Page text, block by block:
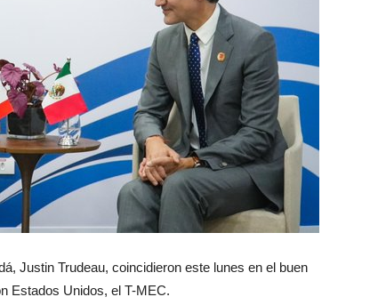
Justin Trudeau, coincidieron este lunes en el buen
Estados Unidos, el T-MEC.